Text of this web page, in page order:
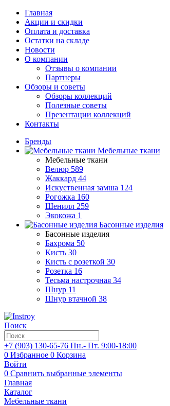
Главная
Акции и скидки
Оплата и доставка
Остатки на складе
Новости
О компании
Отзывы о компании
Партнеры
Обзоры и советы
Обзоры коллекций
Полезные советы
Презентации коллекций
Контакты
Бренды
Мебельные ткани
Мебельные ткани
Велюр 589
Жаккард 44
Искуственная замша 124
Рогожка 160
Шенилл 259
Экокожа 1
Басонные изделия
Басонные изделия
Бахрома 50
Кисть 30
Кисть с розеткой 30
Розетка 16
Тесьма настрочная 34
Шнур 11
Шнур втачной 38
Поиск
+7 (903) 130-65-76 Пн.- Пт. 9:00-18:00
0 Избранное 0 Корзина
Войти
0 Сравнить выбранные элементы
Главная
Каталог
Мебельные ткани